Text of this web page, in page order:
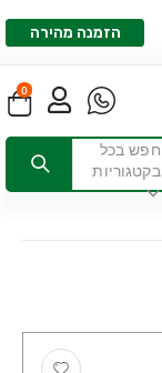
הזמנה מהירה
0
חפש בכל
בקטגוריות